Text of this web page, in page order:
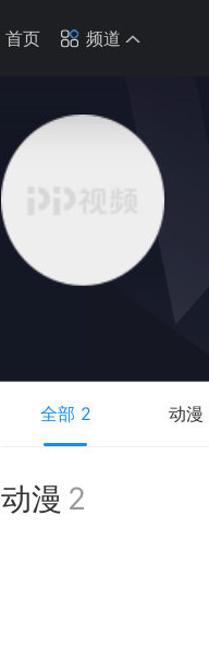
首页 频道
全部 2 动漫
动漫 2